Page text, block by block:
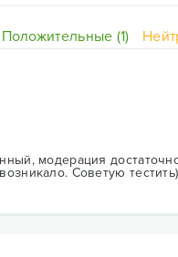
Положительные (1)
модерация
Советую тестить)